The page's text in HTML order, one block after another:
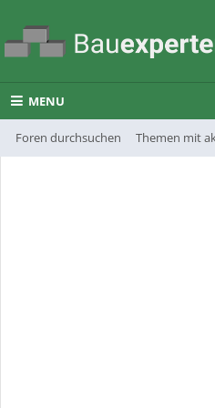
MENU
Foren durchsuchen Themen mit